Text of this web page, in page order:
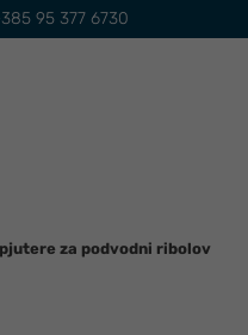
95 377 6730
za podvodni ribolov